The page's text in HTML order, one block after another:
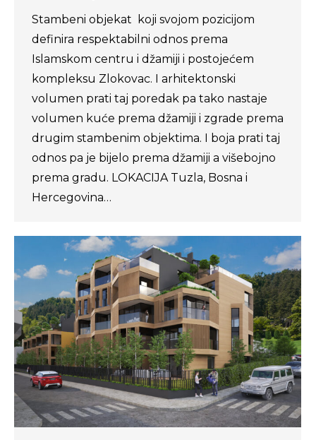
Stambeni objekat koji svojom pozicijom
definira respektabilni odnos prema
Islamskom centru i džamiji i postojećem
kompleksu Zlokovac. I arhitektonski
volumen prati taj poredak pa tako nastaje
volumen kuće prema džamiji i zgrade prema
drugim stambenim objektima. I boja prati taj
odnos pa je bijelo prema džamiji a višebojno
prema gradu. LOKACIJA Tuzla, Bosna i
Hercegovina…